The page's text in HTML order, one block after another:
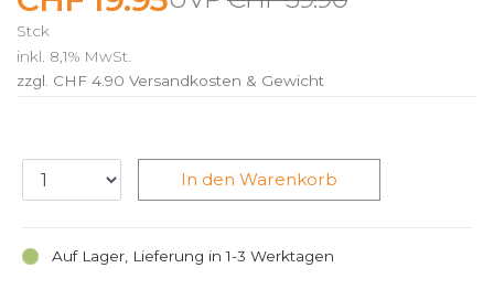
Stck
inkl. 8,1% MwSt.
zzgl. CHF 4.90 Versandkosten & Gewicht
Auf Lager, Lieferung in 1-3 Werktagen
In den Warenkorb